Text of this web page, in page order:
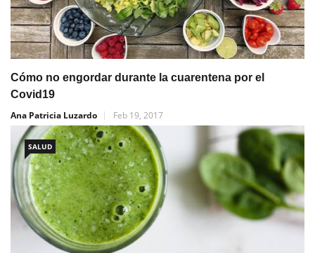
Cómo no engordar durante la cuarentena por el
Covid19
Ana Patricia Luzardo
Feb 19, 2017
SALUD